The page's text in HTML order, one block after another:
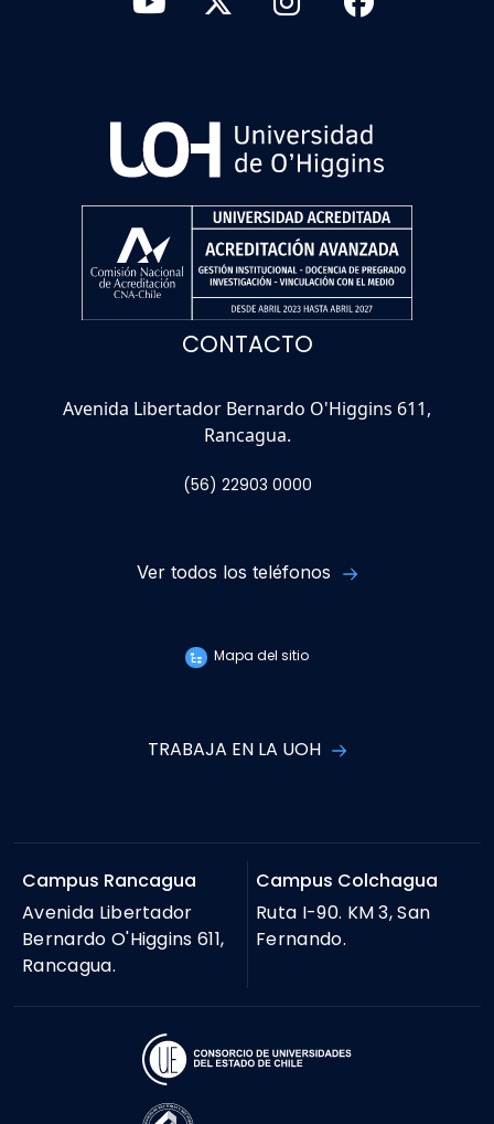
CONTACTO
Avenida Libertador Bernardo O'Higgins 611,
Rancagua.
(56) 22903 0000
Ver todos los teléfonos
Mapa del sitio
TRABAJA EN LA UOH
Campus Rancagua
Avenida Libertador
Bernardo O'Higgins 611,
Rancagua.
Campus Colchagua
Ruta I-90. KM 3, San
Fernando.